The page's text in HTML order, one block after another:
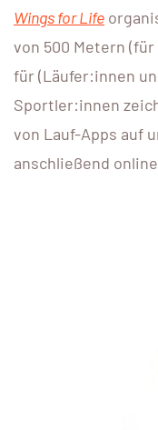
Wings for Life
von 500 Metern
für (Läufer:innen
Sportler:innen
von Lauf-Apps auf
anschließend